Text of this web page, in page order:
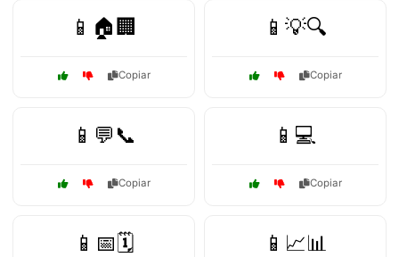
📱🏠🏢
Copiar
📱💡🔍
Copiar
📱💬📞
Copiar
📱💻
Copiar
📱📅🗓️ 📱📈📊